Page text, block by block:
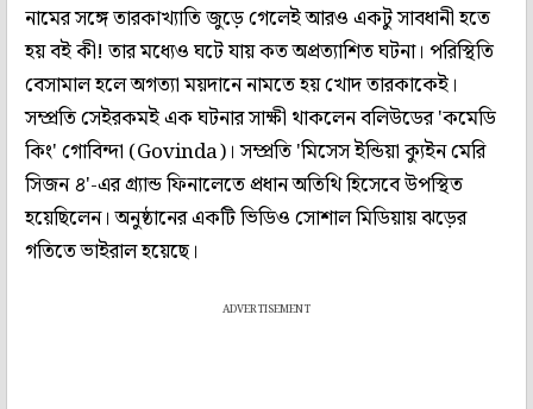
নামের সঙ্গে তারকাখ্যাতি জুড়ে গেলেই আরও একটু সাবধানী হতে
হয় বই কী! তার মধ্যেও ঘটে যায় কত অপ্রত্যাশিত ঘটনা। পরিস্থিতি
বেসামাল হলে অগত্যা ময়দানে নামতে হয় খোদ তারকাকেই।
সম্প্রতি সেইরকমই এক ঘটনার সাক্ষী থাকলেন বলিউডের 'কমেডি
কিং' গোবিন্দা (Govinda)। সম্প্রতি 'মিসেস ইন্ডিয়া ক্যুইন মেরি
সিজন ৪'-এর গ্র্যান্ড ফিনালেতে প্রধান অতিথি হিসেবে উপস্থিত
হয়েছিলেন। অনুষ্ঠানের একটি ভিডিও সোশাল মিডিয়ায় ঝড়ের
গতিতে ভাইরাল হয়েছে।
ADVERTISEMENT